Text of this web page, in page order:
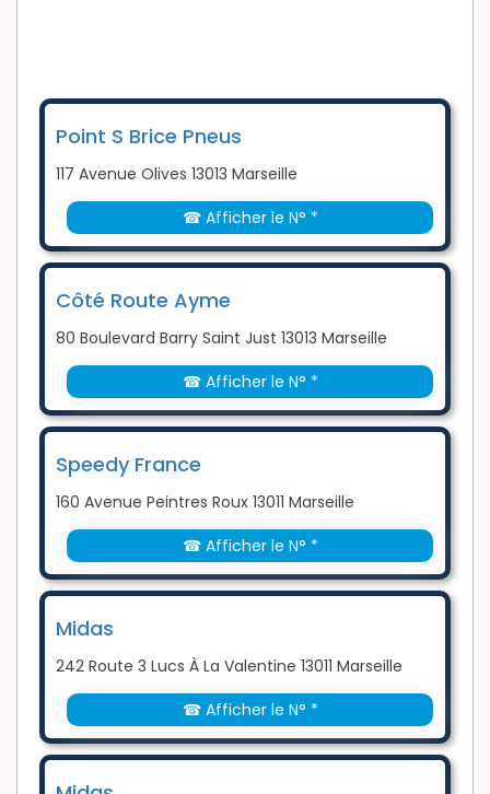
Point S Brice Pneus
117 Avenue Olives 13013 Marseille
☎ Afficher le N° *
Côté Route Ayme
80 Boulevard Barry Saint Just 13013 Marseille
☎ Afficher le N° *
Speedy France
160 Avenue Peintres Roux 13011 Marseille
☎ Afficher le N° *
Midas
242 Route 3 Lucs À La Valentine 13011 Marseille
☎ Afficher le N° *